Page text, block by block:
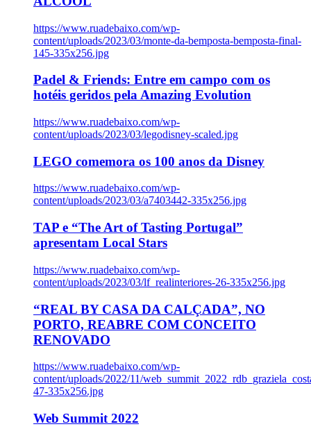
https://www.ruadebaixo.com/wp-
content/uploads/2023/03/monte-da-bemposta-bemposta-final-
145-335x256.jpg
Padel & Friends: Entre em campo com os
hotéis geridos pela Amazing Evolution
https://www.ruadebaixo.com/wp-
content/uploads/2023/03/legodisney-scaled.jpg
LEGO comemora os 100 anos da Disney
https://www.ruadebaixo.com/wp-
content/uploads/2023/03/a7403442-335x256.jpg
TAP e “The Art of Tasting Portugal”
apresentam Local Stars
https://www.ruadebaixo.com/wp-
content/uploads/2023/03/lf_realinteriores-26-335x256.jpg
“REAL BY CASA DA CALÇADA”, NO
PORTO, REABRE COM CONCEITO
RENOVADO
https://www.ruadebaixo.com/wp-
content/uploads/2022/11/
47-335x256.jpg
Web Summit 2022